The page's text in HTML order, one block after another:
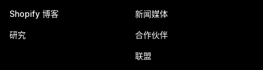
Shopify 博客
研究
新闻媒体
合作伙伴
联盟